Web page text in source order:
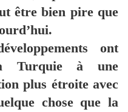
être bien pire que
ont
Turquie à une
plus étroite avec
chose que la